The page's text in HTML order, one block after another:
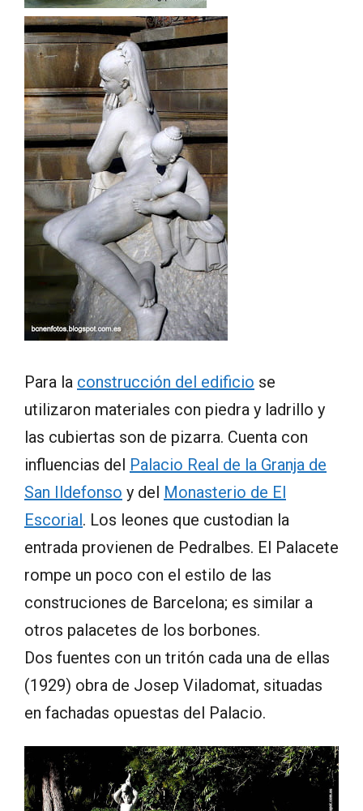
Para la construcción del edificio se
utilizaron materiales con piedra y ladrillo y
las cubiertas son de pizarra. Cuenta con
influencias del Palacio Real de la Granja de
San Ildefonso y del Monasterio de El
Escorial. Los leones que custodian la
entrada provienen de Pedralbes. El Palacete
rompe un poco con el estilo de las
construciones de Barcelona; es similar a
otros palacetes de los borbones.
Dos fuentes con un tritón cada una de ellas
(1929) obra de Josep Viladomat, situadas
en fachadas opuestas del Palacio.